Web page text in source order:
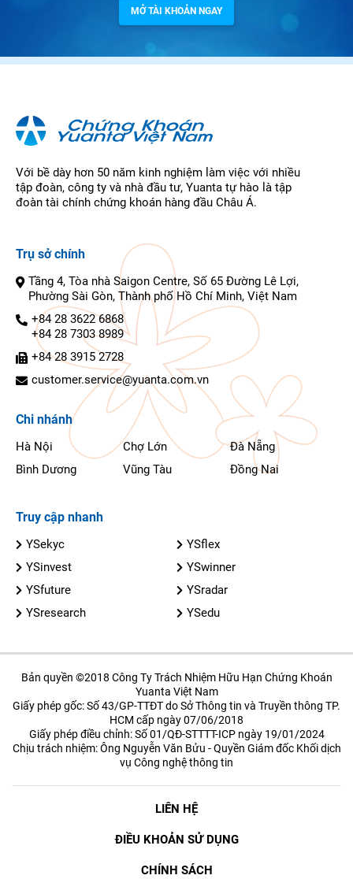
MỞ TÀI KHOẢN NGAY
Với bề dày hơn 50 năm kinh nghiệm làm việc với nhiều
tập đoàn, công ty và nhà đầu tư, Yuanta tự hào là tập
đoàn tài chính chứng khoán hàng đầu Châu Á.
Trụ sở chính
Tầng 4, Tòa nhà Saigon Centre, Số 65 Đường Lê Lợi,
Phường Sài Gòn, Thành phố Hồ Chí Minh, Việt Nam
+84 28 3622 6868
+84 28 7303 8989
+84 28 3915 2728
customer.service@yuanta.com.vn
Chi nhánh
Hà Nội Chợ Lớn
Đà Nẵng
Bình Dương
Vũng Tàu Đồng Nai
Truy cập nhanh
YSekyc
YSflex
YSinvest
YSwinner
YSfuture
YSradar
YSresearch
YSedu
Bản quyền ©2018 Công Ty Trách Nhiệm Hữu Hạn Chứng Khoán
Yuanta Việt Nam
Giấy phép gốc: Số 43/GP-TTĐT do Sở Thông tin và Truyền thông TP.
HCM cấp ngày 07/06/2018
Giấy phép điều chỉnh: Số 01/QĐ-STTTT-ICP ngày 19/01/2024
Chịu trách nhiệm: Ông Nguyễn Văn Bửu - Quyền Giám đốc Khối dịch
vụ Công nghệ thông tin
LIÊN HỆ
ĐIỀU KHOẢN SỬ DỤNG
CHÍNH SÁCH